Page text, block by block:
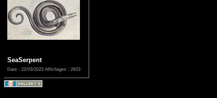
SeaSerpent
Date : 22/03/2023 Affichages : 2833